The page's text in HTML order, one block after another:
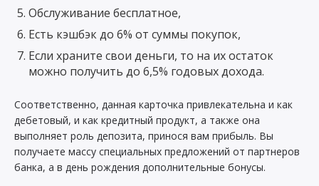
Обслуживание бесплатное,
Есть кэшбэк до 6% от суммы покупок,
Если храните свои деньги, то на их остаток
можно получить до 6,5% годовых дохода.
Соответственно, данная карточка привлекательна и как
дебетовый, и как кредитный продукт, а также она
выполняет роль депозита, принося вам прибыль. Вы
получаете массу специальных предложений от партнеров
банка, а в день рождения дополнительные бонусы.